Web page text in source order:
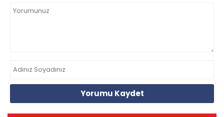
Yorumu Kaydet